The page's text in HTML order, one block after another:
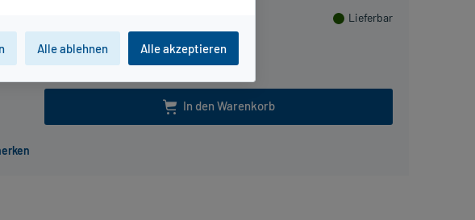
Lieferbar
400 St, D6
In den Warenkorb
Alle ablehnen Alle akzeptieren